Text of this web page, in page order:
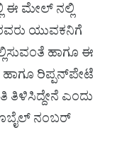
ಈ ಮೇಲ್ ನಲ್ಲಿ
ಯುವಕನಿಗೆ
ಹಾಗೂ ಈ
ರಿಪ್ಪನ್‌ಪೇಟೆ
ಎಂದು
ನಂಬರ್